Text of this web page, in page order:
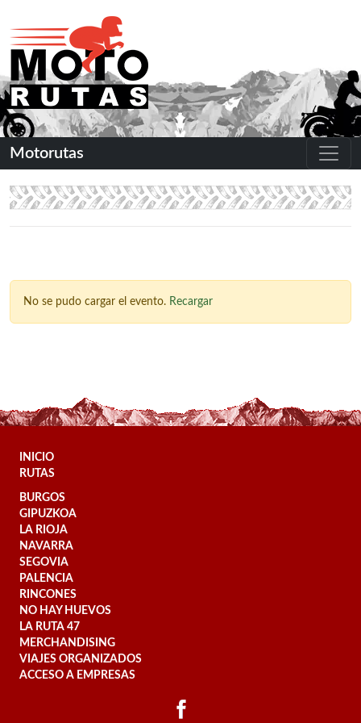
Motorutas
No se pudo cargar el evento. Recargar
INICIO
RUTAS
BURGOS
GIPUZKOA
LA RIOJA
NAVARRA
SEGOVIA
PALENCIA
RINCONES
NO HAY HUEVOS
LA RUTA 47
MERCHANDISING
VIAJES ORGANIZADOS
ACCESO A EMPRESAS